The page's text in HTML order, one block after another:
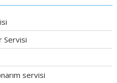
Servisi
servisi